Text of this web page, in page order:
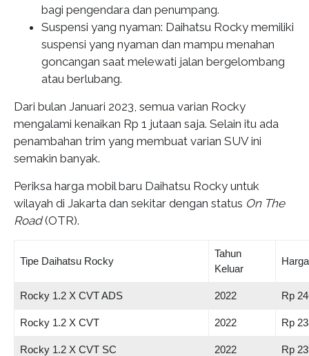
bagi pengendara dan penumpang.
Suspensi yang nyaman: Daihatsu Rocky memiliki
suspensi yang nyaman dan mampu menahan
goncangan saat melewati jalan bergelombang
atau berlubang.
Dari bulan Januari 2023, semua varian Rocky
mengalami kenaikan Rp 1 jutaan saja. Selain itu ada
penambahan trim yang membuat varian SUV ini
semakin banyak.
Periksa harga mobil baru Daihatsu Rocky untuk
wilayah di Jakarta dan sekitar dengan status On The
Road(OTR).
Tipe Daihatsu Rocky
Tahun
Keluar
Rocky 1.2 X CVT ADS 2022 Rp
Rocky 1.2 X CVT 2022 Rp
Rocky 1.2 X CVT SC 2022 Rp